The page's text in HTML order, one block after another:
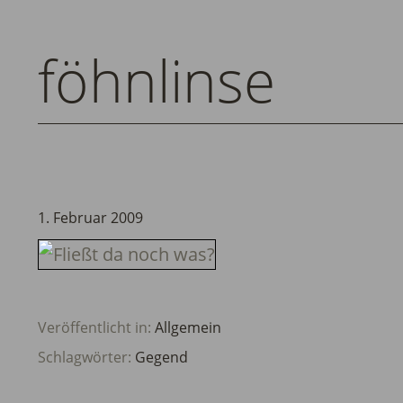
föhnlinse
1. Februar 2009
Veröffentlicht in: Allgemein
Schlagwörter: Gegend